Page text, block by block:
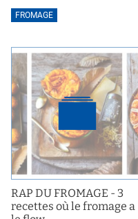
FROMAGE
RAP DU FROMAGE - 3
recettes où le fromage a